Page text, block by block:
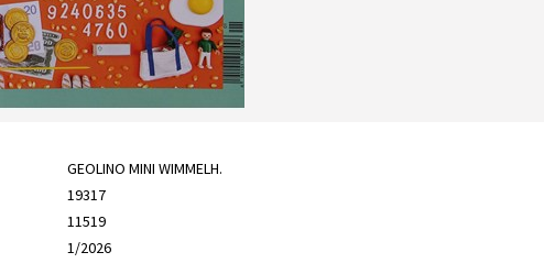
GEOLINO MINI WIMMELH.
19317
11519
1/2026